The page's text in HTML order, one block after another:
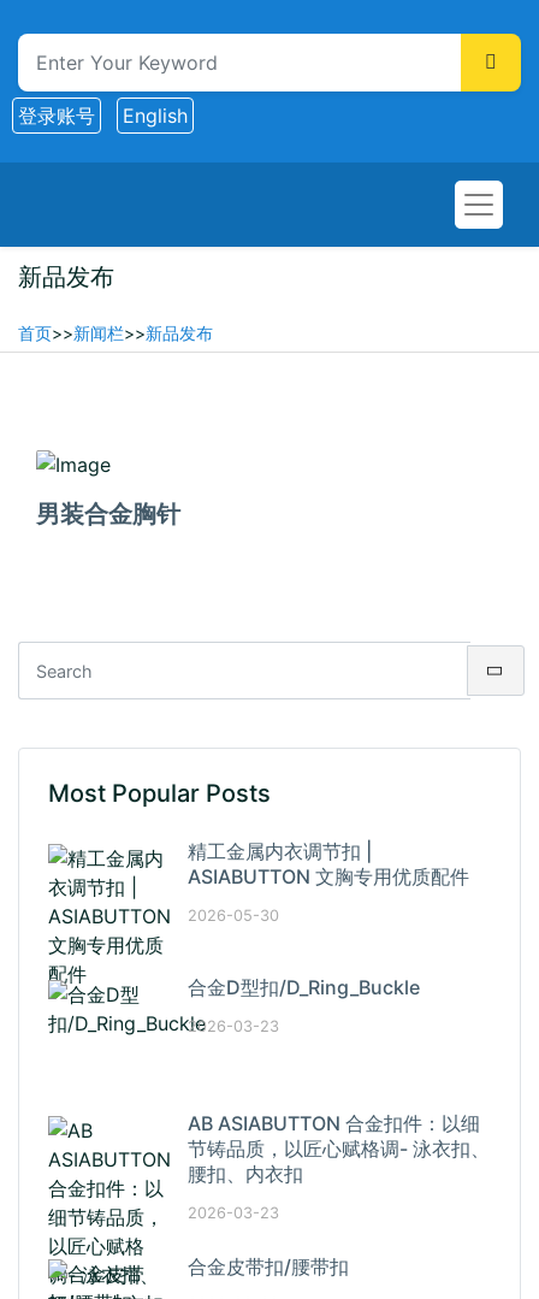
登录账号 English
新品发布
首页>>新闻栏>>新品发布
2026-02-10
男装合金胸针
Most Popular Posts
精工金属内衣调节扣 |
ASIABUTTON 文胸专用优质配件
2026-05-30
合金D型扣/D_Ring_Buckle
2026-03-23
AB ASIABUTTON 合金扣件：以细
节铸品质，以匠心赋格调- 泳衣扣、
腰扣、内衣扣
2026-03-23
合金皮带扣/腰带扣